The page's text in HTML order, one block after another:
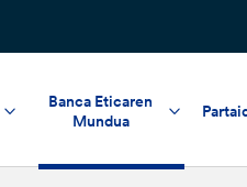
Banca Eticaren
Mundua